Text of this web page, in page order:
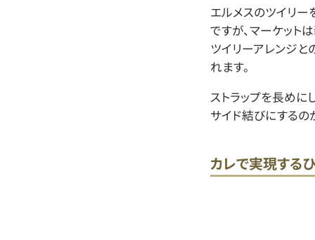
エルメスのツイリ
ですが、マーケット
ツイリーアレンジと
れます。
ストラップを長めに
サイド結びにするの
カレで実現する